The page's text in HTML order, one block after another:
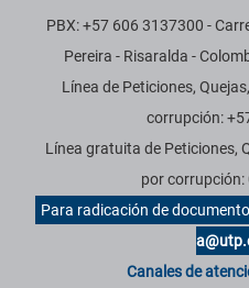
PBX: +57 606 3137300 -
Pereira - Risaralda -
Línea de Peticiones,
corrupción:
Línea gratuita de Peticiones,
por
Para radicación de
Canales de